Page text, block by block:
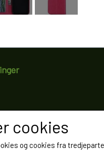
cookies
og cookies fra